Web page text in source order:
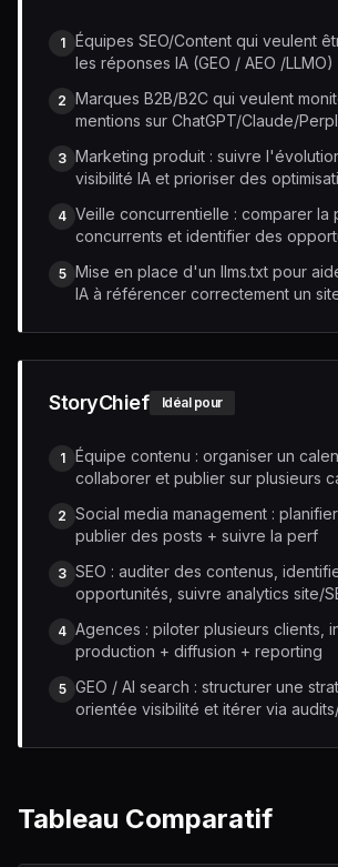
1
Équipes SEO/Content qui veulent
les réponses IA (GEO / AEO /LLMO)
2 Marques B2B/B2C qui veulent
mentions sur ChatGPT/Claude/
3 Marketing produit : suivre
visibilité IA et prioriser des
4 Veille concurrentielle : comparer la
concurrents et identifier des
5 Mise en place d'un llms.txt pour
IA à référencer correctement un
StoryChief Idéal pour
1
Équipe contenu : organiser un
collaborer et publier sur plusieurs
2 Social media management :
publier des posts + suivre la perf
3 SEO : auditer des contenus,
opportunités, suivre analytics site/
4 Agences : piloter plusieurs clients,
production + diffusion + reporting
5 GEO / AI search : structurer une
orientée visibilité et itérer via
Tableau Comparatif